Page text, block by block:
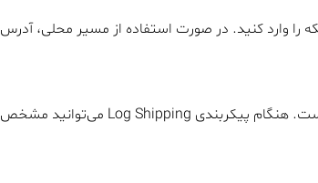
وارد کنید. در صورت استفاده از مسیر محلی، آدرس
قابلیت Backup Compression از نسخه ۲۰۰۸ به بعد معرفی شده است. هنگام پیکربندی Log Shipping می‌توانید مشخص